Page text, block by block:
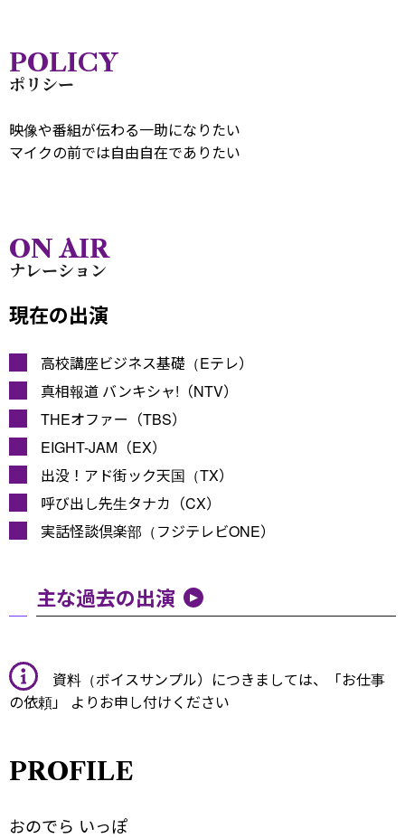
PROFILE
おのでら いっぽ
POLICY
ポリシー
映像や番組が伝わる一助になりたい
マイクの前では自由自在でありたい
ON AIR
ナレーション
現在の出演
高校講座ビジネス基礎（Eテレ）
真相報道 バンキシャ!（NTV）
THEオファー（TBS）
EIGHT-JAM（EX）
出没！アド街ック天国（TX）
呼び出し先生タナカ（CX）
実話怪談倶楽部（フジテレビONE）
主な過去の出演
資料（ボイスサンプル）につきましては、
「お仕事
の依頼」
よりお申し付けください